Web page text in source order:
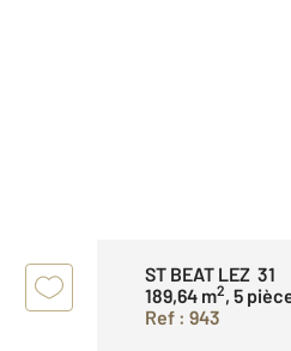
ST BEAT LEZ 31
189,64 m2, 5
Ref : 943